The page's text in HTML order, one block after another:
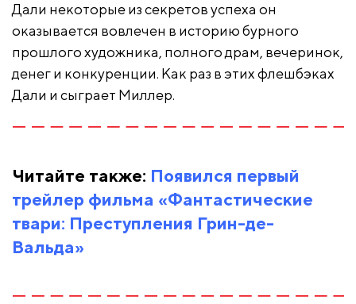
Дали некоторые из секретов успеха он
оказывается вовлечен в историю бурного
прошлого художника, полного драм, вечеринок,
денег и конкуренции. Как раз в этих флешбэках
Дали и сыграет Миллер.
Читайте также: Появился первый
трейлер фильма «Фантастические
твари: Преступления Грин-де-
Вальда»